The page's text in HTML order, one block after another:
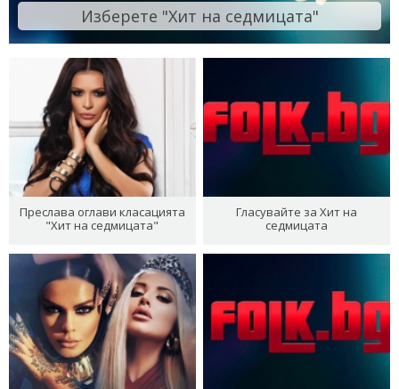
Изберете "Хит на седмицата"
Преслава оглави класацията
"Хит на седмицата"
Гласувайте за Хит на
седмицата